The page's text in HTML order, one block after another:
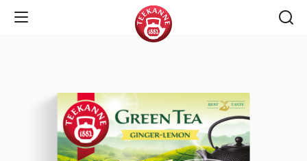
Open Navigation